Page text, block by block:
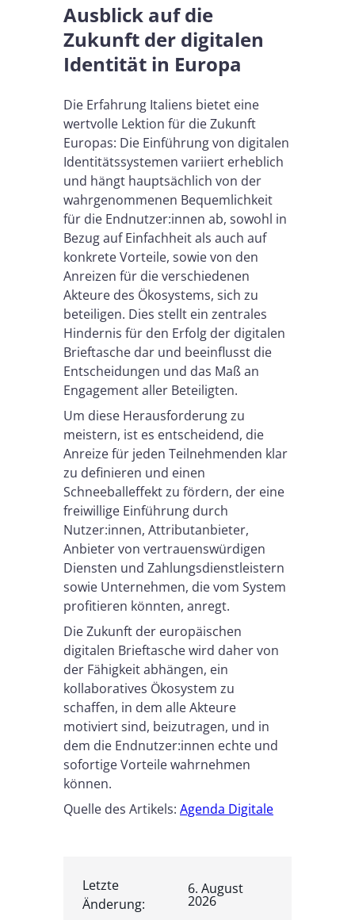
Ausblick auf die
Zukunft der digitalen
Identität in Europa
Die Erfahrung Italiens bietet eine
wertvolle Lektion für die Zukunft
Europas: Die Einführung von digitalen
Identitätssystemen variiert erheblich
und hängt hauptsächlich von der
wahrgenommenen Bequemlichkeit
für die Endnutzer:innen ab, sowohl in
Bezug auf Einfachheit als auch auf
konkrete Vorteile, sowie von den
Anreizen für die verschiedenen
Akteure des Ökosystems, sich zu
beteiligen. Dies stellt ein zentrales
Hindernis für den Erfolg der digitalen
Brieftasche dar und beeinflusst die
Entscheidungen und das Maß an
Engagement aller Beteiligten.
Um diese Herausforderung zu
meistern, ist es entscheidend, die
Anreize für jeden Teilnehmenden klar
zu definieren und einen
Schneeballeffekt zu fördern, der eine
freiwillige Einführung durch
Nutzer:innen, Attributanbieter,
Anbieter von vertrauenswürdigen
Diensten und Zahlungsdienstleistern
sowie Unternehmen, die vom System
profitieren könnten, anregt.
Die Zukunft der europäischen
digitalen Brieftasche wird daher von
der Fähigkeit abhängen, ein
kollaboratives Ökosystem zu
schaffen, in dem alle Akteure
motiviert sind, beizutragen, und in
dem die Endnutzer:innen echte und
sofortige Vorteile wahrnehmen
können.
Quelle des Artikels: Agenda Digitale
Letzte
Änderung:
6. August
2026